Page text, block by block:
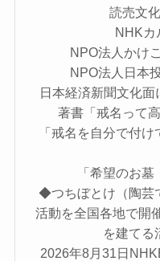
読売文
NHKカ
NPO法人かけ
NPO法人日本
日本経済新聞文化面
著書「戒名って
「戒名を自分で付
「希望のお
◆つちぼとけ（陶芸
活動を全国各地で開
を建てる
2026年8月31日